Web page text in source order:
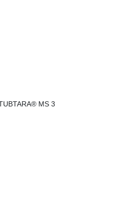
MS 3